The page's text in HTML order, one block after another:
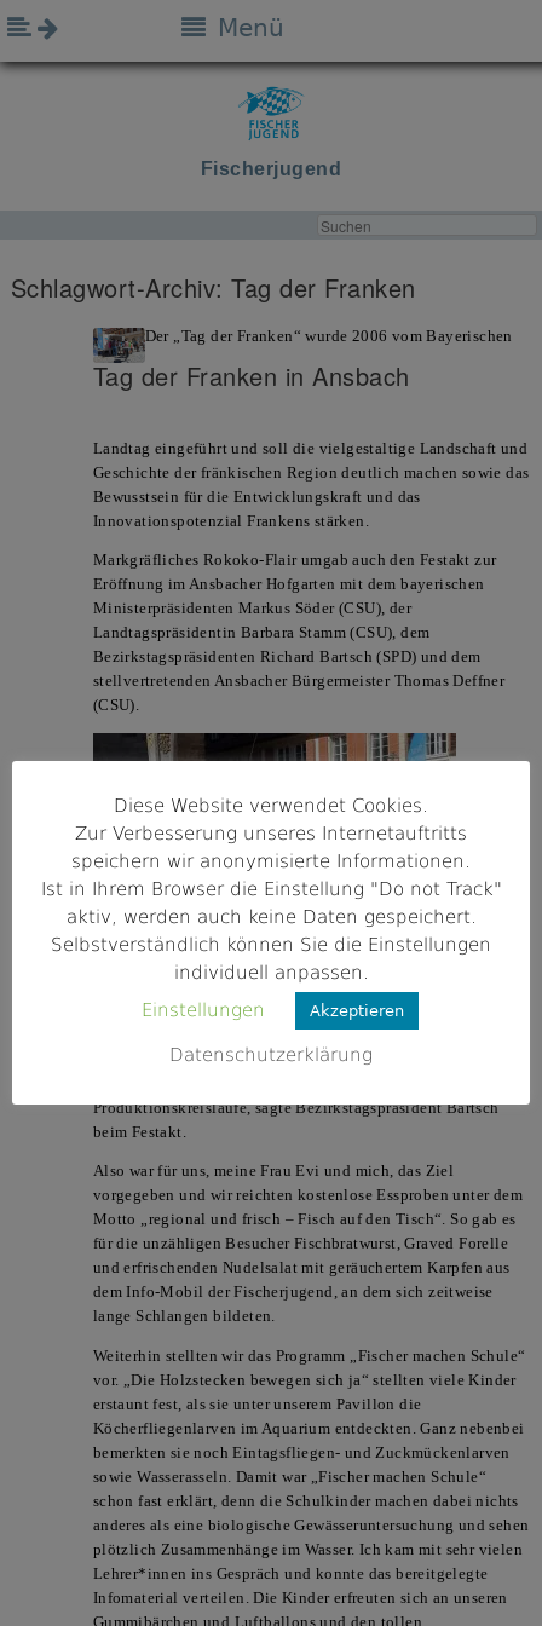
Fischerjugend
Menü
Schlagwort-Archiv:Tag der Franken
Tag der Franken in Ansbach
Der „Tag der Franken“ wurde 2006 vom Bayerischen
Landtag eingeführt und soll die vielgestaltige Landschaft und
Geschichte der fränkischen Region deutlich machen sowie das
Bewusstsein für die Entwicklungskraft und das
Innovationspotenzial Frankens stärken.
Markgräfliches Rokoko-Flair umgab auch den Festakt zur
Eröffnung im Ansbacher Hofgarten mit dem bayerischen
Ministerpräsidenten Markus Söder(CSU), der
Landtagspräsidentin Barbara Stamm(CSU), dem
Bezirkstagspräsidenten Richard Bartsch (SPD) und dem
stellvertretenden Ansbacher Bürgermeister Thomas Deffner
(CSU).
Als „eine Liebeserklärung an ganz Franken“ bezeichnete
Ministerpräsident Söder den „Tag der Franken“ und das
diesjährige Motto „Essen in Franken“. Franken könne stolz
Produktionskreisläufe, sagte Bezirkstagspräsident Bartsch
beim Festakt.
Also war für uns, meine Frau Evi und mich, das Ziel
vorgegeben und wir reichten kostenlose Essproben unter dem
Motto „regional und frisch – Fisch auf den Tisch“. So gab es
für die unzähligen Besucher Fischbratwurst, Graved Forelle
und erfrischenden Nudelsalat mit geräuchertem Karpfen aus
dem Info-Mobil der Fischerjugend, an dem sich zeitweise
lange Schlangen bildeten.
Weiterhin stellten wir das Programm „Fischer machen Schule“
vor. „Die Holzstecken bewegen sich ja“ stellten viele Kinder
erstaunt fest, als sie unter unserem Pavillon die
Köcherfliegenlarven im Aquarium entdeckten. Ganz nebenbei
bemerkten sie noch Eintagsfliegen- und Zuckmückenlarven
sowie Wasserasseln. Damit war „Fischer machen Schule“
schon fast erklärt, denn die Schulkinder machen dabei nichts
anderes als eine biologische Gewässeruntersuchung und sehen
plötzlich Zusammenhänge im Wasser. Ich kam mit sehr vielen
Lehrer*innen ins Gespräch und konnte das bereitgelegte
Infomaterial verteilen. Die Kinder erfreuten sich an unseren
Gummibärchen und Luftballons und den tollen
Diese Website verwendet Cookies.
Zur Verbesserung unseres Internetauftritts
speichern wir anonymisierte Informationen.
Ist in Ihrem Browser die Einstellung "Do not Track"
aktiv, werden auch keine Daten gespeichert.
Selbstverständlich können Sie die Einstellungen
individuell anpassen.
Einstellungen
Akzeptieren
Datenschutzerklärung